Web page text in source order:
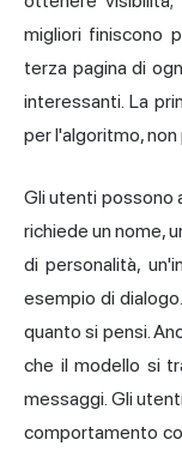
migliori finiscono
terza pagina di
interessanti. La
per l'algoritmo, non
Gli utenti possono
richiede un nome,
di personalità,
esempio di
quanto si pensi.
che il modello si
messaggi. Gli
comportamento